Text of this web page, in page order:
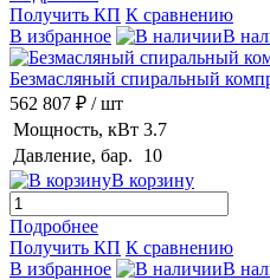
Получить КП К сравнению
В избранное
В
Безмасляный спиральный
562 807 ₽ / шт
Мощность, кВт 3.7
Давление, бар.
10
В корзину
Подробнее
Получить КП К сравнению
В избранное
В